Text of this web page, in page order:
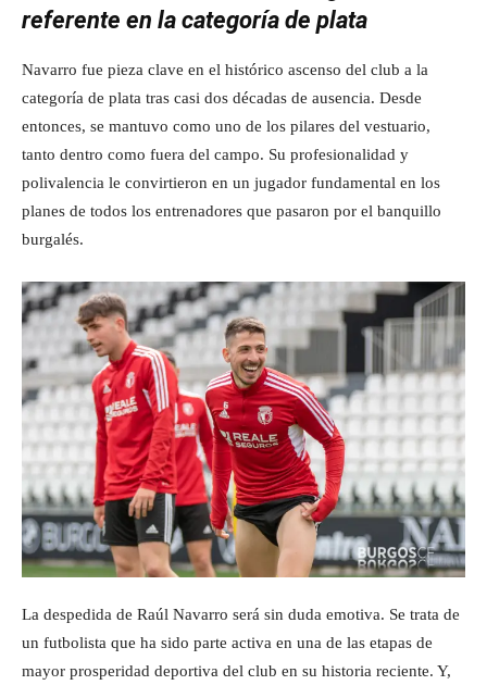
referente en la categoría de plata
Navarro fue pieza clave en el histórico ascenso del club a la
categoría de plata tras casi dos décadas de ausencia. Desde
entonces, se mantuvo como uno de los pilares del vestuario,
tanto dentro como fuera del campo. Su profesionalidad y
polivalencia le convirtieron en un jugador fundamental en los
planes de todos los entrenadores que pasaron por el banquillo
burgalés.
La despedida de Raúl Navarro será sin duda emotiva. Se trata de
un futbolista que ha sido parte activa en una de las etapas de
mayor prosperidad deportiva del club en su historia reciente. Y,